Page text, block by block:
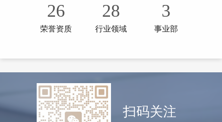
26
荣誉资质
28
行业领域
3
事业部
扫码关注